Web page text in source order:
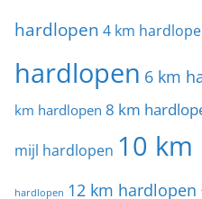
hardlopen 4 km
hardlopen 6 km
km hardlopen 8 km
mijl hardlopen 10
hardlopen 12 km hardlopen